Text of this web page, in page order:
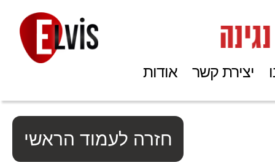
יצירת קשר אודות
חזרה לעמוד הראשי